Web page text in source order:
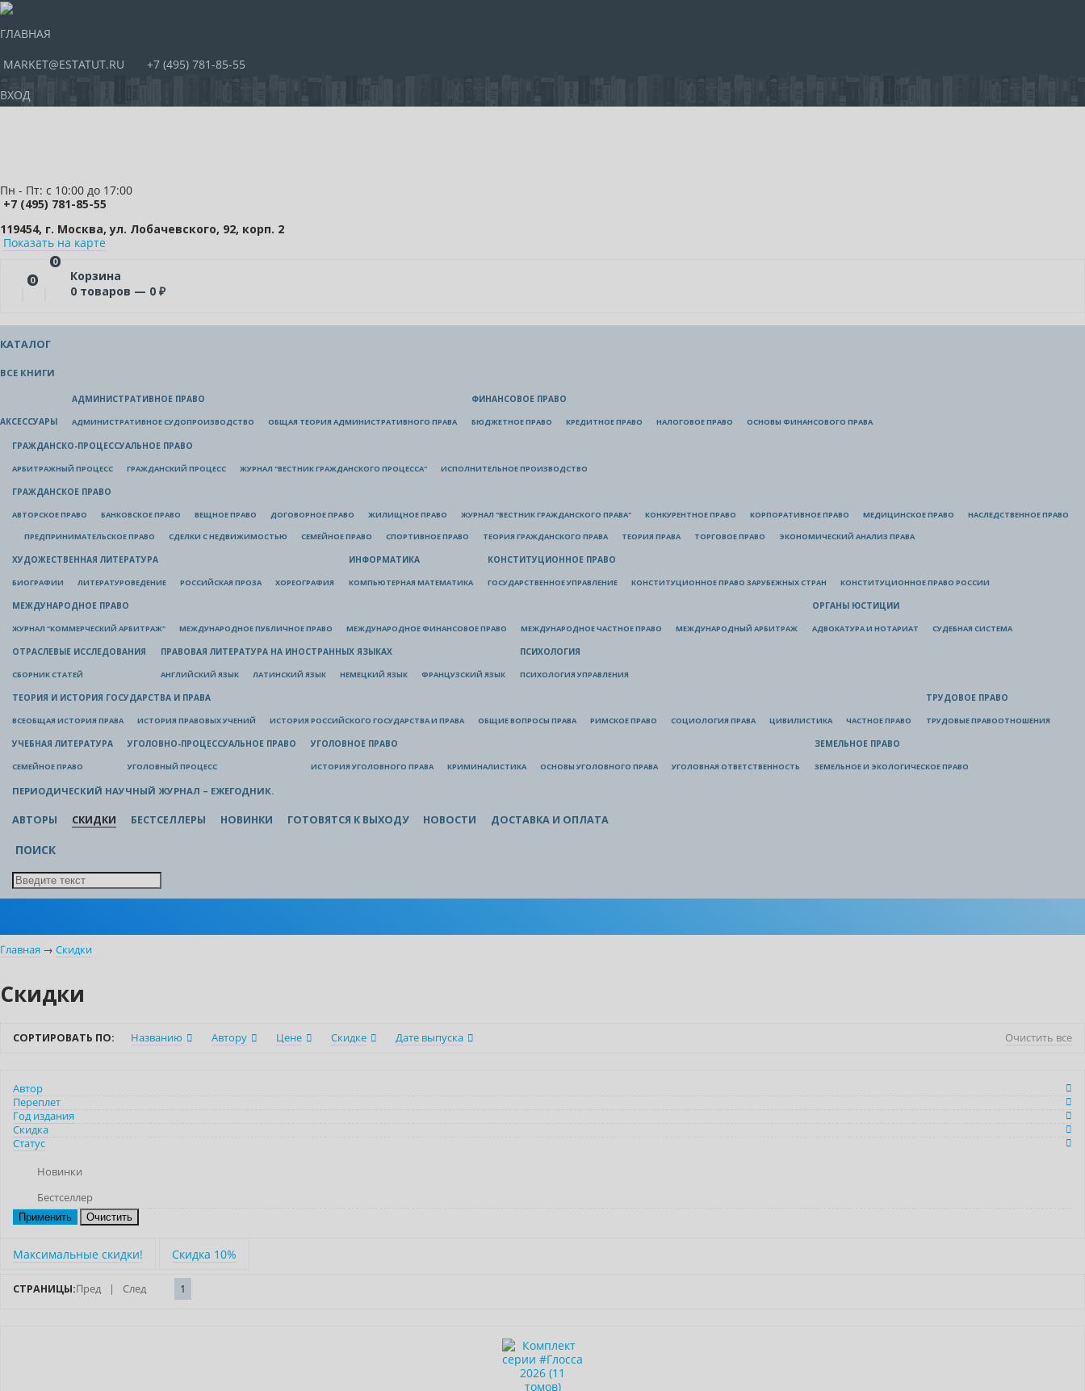
ГЛАВНАЯ
MARKET@ESTATUT.RU
+7 (495) 781-85-55
ВХОД
Пн - Пт: с 10:00 до 17:00
+7 (495) 781-85-55
119454, г. Москва, ул. Лобачевского, 92, корп. 2
Показать на карте
0
0
Корзина
0 товаров — 0 ₽
КАТАЛОГ
ВСЕ КНИГИ
АКСЕССУАРЫ
АДМИНИСТРАТИВНОЕ ПРАВО
АДМИНИСТРАТИВНОЕ СУДОПРОИЗВОДСТВО ОБЩАЯ ТЕОРИЯ АДМИНИСТРАТИВНОГО ПРАВА
ФИНАНСОВОЕ ПРАВО
БЮДЖЕТНОЕ ПРАВО КРЕДИТНОЕ ПРАВО НАЛОГОВОЕ ПРАВО ОСНОВЫ ФИНАНСОВОГО ПРАВА
ГРАЖДАНСКО-ПРОЦЕССУАЛЬНОЕ ПРАВО
АРБИТРАЖНЫЙ ПРОЦЕСС ГРАЖДАНСКИЙ ПРОЦЕСС ЖУРНАЛ "ВЕСТНИК ГРАЖДАНСКОГО ПРОЦЕССА" ИСПОЛНИТЕЛЬНОЕ ПРОИЗВОДСТВО
ГРАЖДАНСКОЕ ПРАВО
АВТОРСКОЕ ПРАВО БАНКОВСКОЕ ПРАВО ВЕЩНОЕ ПРАВО ДОГОВОРНОЕ ПРАВО ЖИЛИЩНОЕ ПРАВО ЖУРНАЛ "ВЕСТНИК ГРАЖДАНСКОГО ПРАВА" КОНКУРЕНТНОЕ ПРАВО КОРПОРАТИВНОЕ ПРАВО МЕДИЦИНСКОЕ ПРАВО НАСЛЕДСТВЕННОЕ ПРАВО
ПРЕДПРИНИМАТЕЛЬСКОЕ ПРАВО СДЕЛКИ С НЕДВИЖИМОСТЬЮ СЕМЕЙНОЕ ПРАВО СПОРТИВНОЕ ПРАВО ТЕОРИЯ ГРАЖДАНСКОГО ПРАВА ТЕОРИЯ ПРАВА ТОРГОВОЕ ПРАВО ЭКОНОМИЧЕСКИЙ АНАЛИЗ ПРАВА
ХУДОЖЕСТВЕННАЯ ЛИТЕРАТУРА
БИОГРАФИИ ЛИТЕРАТУРОВЕДЕНИЕ РОССИЙСКАЯ ПРОЗА ХОРЕОГРАФИЯ
ИНФОРМАТИКА
КОМПЬЮТЕРНАЯ МАТЕМАТИКА
КОНСТИТУЦИОННОЕ ПРАВО
ГОСУДАРСТВЕННОЕ УПРАВЛЕНИЕ КОНСТИТУЦИОННОЕ ПРАВО ЗАРУБЕЖНЫХ СТРАН КОНСТИТУЦИОННОЕ ПРАВО РОССИИ
МЕЖДУНАРОДНОЕ ПРАВО
ЖУРНАЛ "КОММЕРЧЕСКИЙ АРБИТРАЖ" МЕЖДУНАРОДНОЕ ПУБЛИЧНОЕ ПРАВО МЕЖДУНАРОДНОЕ ФИНАНСОВОЕ ПРАВО МЕЖДУНАРОДНОЕ ЧАСТНОЕ ПРАВО МЕЖДУНАРОДНЫЙ АРБИТРАЖ
ОРГАНЫ ЮСТИЦИИ
АДВОКАТУРА И НОТАРИАТ СУДЕБНАЯ СИСТЕМА
ОТРАСЛЕВЫЕ ИССЛЕДОВАНИЯ
СБОРНИК СТАТЕЙ
ПРАВОВАЯ ЛИТЕРАТУРА НА ИНОСТРАННЫХ ЯЗЫКАХ
АНГЛИЙСКИЙ ЯЗЫК ЛАТИНСКИЙ ЯЗЫК НЕМЕЦКИЙ ЯЗЫК ФРАНЦУЗСКИЙ ЯЗЫК
ПСИХОЛОГИЯ
ПСИХОЛОГИЯ УПРАВЛЕНИЯ
ТЕОРИЯ И ИСТОРИЯ ГОСУДАРСТВА И ПРАВА
ВСЕОБЩАЯ ИСТОРИЯ ПРАВА ИСТОРИЯ ПРАВОВЫХ УЧЕНИЙ ИСТОРИЯ РОССИЙСКОГО ГОСУДАРСТВА И ПРАВА ОБЩИЕ ВОПРОСЫ ПРАВА РИМСКОЕ ПРАВО СОЦИОЛОГИЯ ПРАВА ЦИВИЛИСТИКА ЧАСТНОЕ ПРАВО
ТРУДОВОЕ ПРАВО
ТРУДОВЫЕ ПРАВООТНОШЕНИЯ
УЧЕБНАЯ ЛИТЕРАТУРА
СЕМЕЙНОЕ ПРАВО
УГОЛОВНО-ПРОЦЕССУАЛЬНОЕ ПРАВО
УГОЛОВНЫЙ ПРОЦЕСС
УГОЛОВНОЕ ПРАВО
ИСТОРИЯ УГОЛОВНОГО ПРАВА КРИМИНАЛИСТИКА ОСНОВЫ УГОЛОВНОГО ПРАВА УГОЛОВНАЯ ОТВЕТСТВЕННОСТЬ
ЗЕМЕЛЬНОЕ ПРАВО
ЗЕМЕЛЬНОЕ И ЭКОЛОГИЧЕСКОЕ ПРАВО
ПЕРИОДИЧЕСКИЙ НАУЧНЫЙ ЖУРНАЛ – ЕЖЕГОДНИК.
АВТОРЫ СКИДКИ БЕСТСЕЛЛЕРЫ НОВИНКИ ГОТОВЯТСЯ К ВЫХОДУ НОВОСТИ ДОСТАВКА И ОПЛАТА
ПОИСК
Главная → Скидки
Скидки
СОРТИРОВАТЬ ПО: Названию Автору Цене Скидке Дате выпуска Очистить все
Автор
Переплет
Год издания
Скидка
Статус
Новинки
Бестселлер
Очистить
Максимальные скидки! Скидка 10%
СТРАНИЦЫ:Пред | След 1